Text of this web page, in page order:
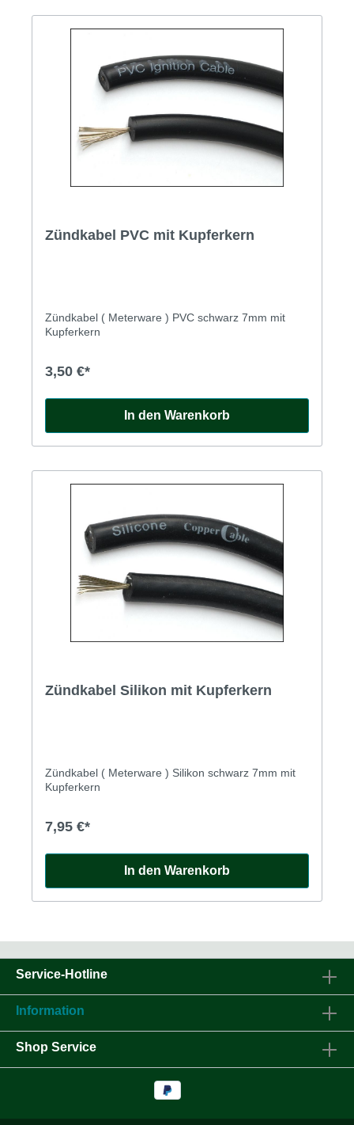
Zündkabel PVC mit Kupferkern
Zündkabel ( Meterware ) PVC schwarz 7mm mit
Kupferkern
3,50 €*
In den Warenkorb
Zündkabel Silikon mit Kupferkern
Zündkabel ( Meterware ) Silikon schwarz 7mm mit
Kupferkern
7,95 €*
In den Warenkorb
Service-Hotline
Information
Shop Service